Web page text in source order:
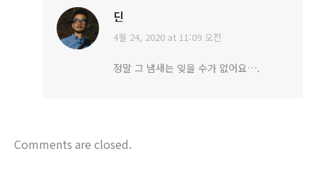
딘
says:
4월 24, 2020 at 11:09 오전
정말 그 냄새는 잊을 수가 없어요….
Comments are closed.